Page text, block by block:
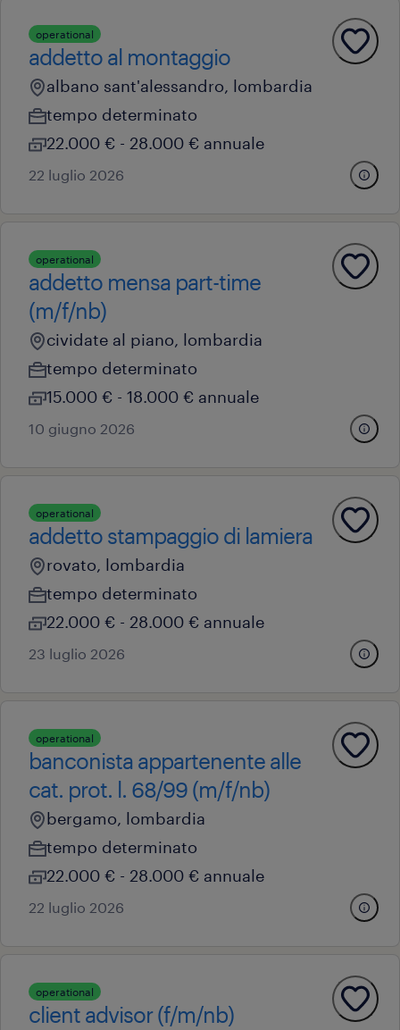
operational
addetto al montaggio
albano sant'alessandro, lombardia
tempo determinato
22.000 € - 28.000 € annuale
22 luglio 2026
operational
addetto mensa part-time
(m/f/nb)
cividate al piano, lombardia
tempo determinato
15.000 € - 18.000 € annuale
10 giugno 2026
operational
addetto stampaggio di lamiera
rovato, lombardia
tempo determinato
22.000 € - 28.000 € annuale
23 luglio 2026
operational
banconista appartenente alle
cat. prot. l. 68/99 (m/f/nb)
bergamo, lombardia
tempo determinato
22.000 € - 28.000 € annuale
22 luglio 2026
operational
client advisor (f/m/nb)